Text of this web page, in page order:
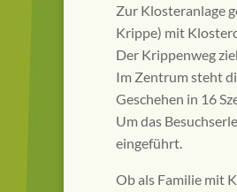
Zur Klosteranlage
Krippe) mit
Der Krippenweg
Im Zentrum steht
Geschehen in 16
Um das
eingeführt.
Ob als Familie mit